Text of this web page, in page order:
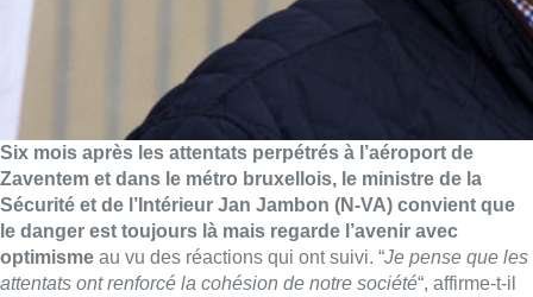
Six mois après les attentats perpétrés à l’aéroport de
Zaventem et dans le métro bruxellois, le ministre de la
Sécurité et de l’Intérieur Jan Jambon (N-VA) convient que
le danger est toujours là mais regarde l’avenir avec
optimisme au vu des réactions qui ont suivi. “Je pense que les
attentats ont renforcé la cohésion de notre société“, affirme-t-il